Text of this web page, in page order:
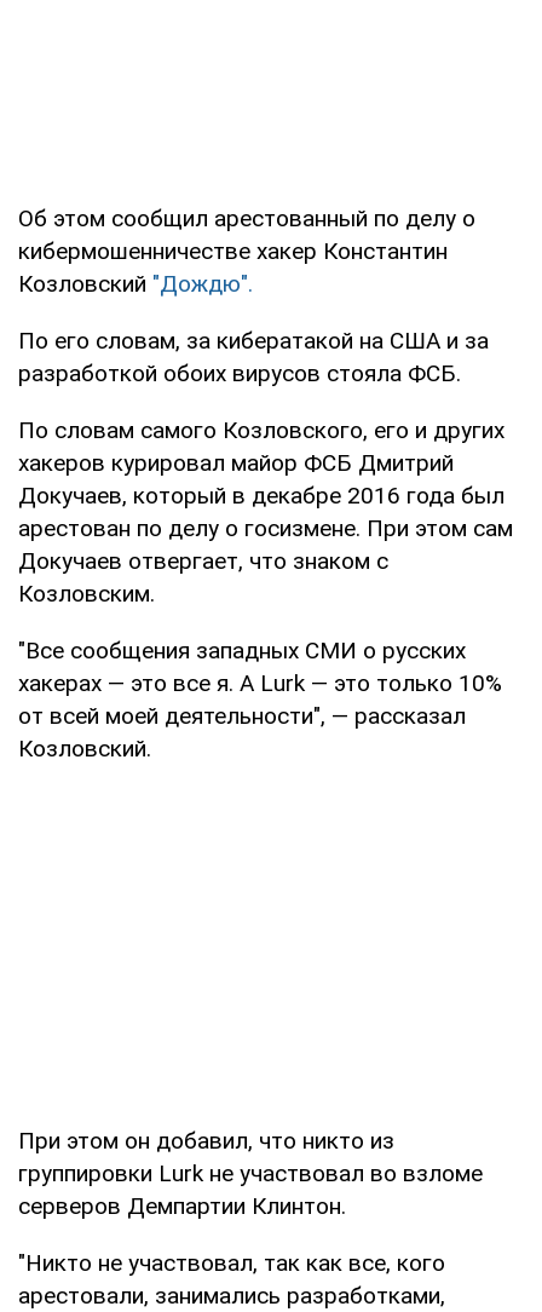
Об этом сообщил арестованный по делу о
кибермошенничестве хакер Константин
Козловский "Дождю".
По его словам, за кибератакой на США и за
разработкой обоих вирусов стояла ФСБ.
По словам самого Козловского, его и других
хакеров курировал майор ФСБ Дмитрий
Докучаев, который в декабре 2016 года был
арестован по делу о госизмене. При этом сам
Докучаев отвергает, что знаком с
Козловским.
"Все сообщения западных СМИ о русских
хакерах — это все я. А Lurk — это только 10%
от всей моей деятельности", — рассказал
Козловский.
При этом он добавил, что никто из
группировки Lurk не участвовал во взломе
серверов Демпартии Клинтон.
"Никто не участвовал, так как все, кого
арестовали, занимались разработками,